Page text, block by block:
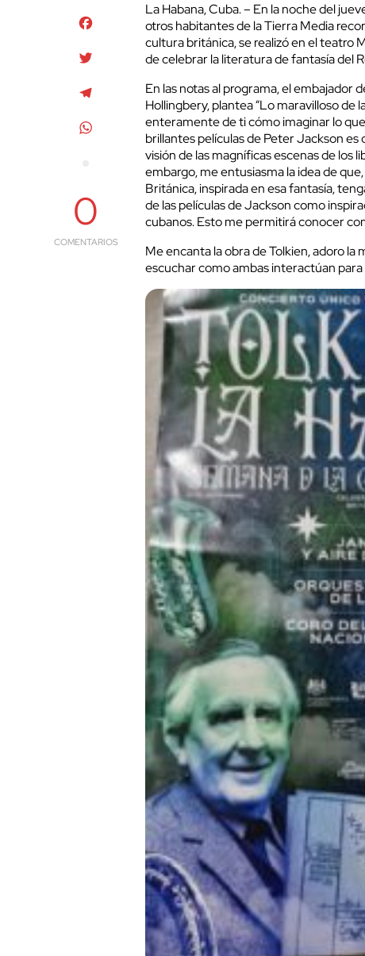
Facebook
Telegram
WhatsApp
0
COMENTARIOS
La Habana, Cuba. – En la noche del
otros habitantes de la Tierra Media
cultura británica, se realizó en el teatro
de celebrar la literatura de fantasía del
En las notas al programa, el embajador
Hollingbery, plantea “Lo maravilloso de
enteramente de ti cómo imaginar lo
brillantes películas de Peter Jackson
visión de las magníficas escenas de los
embargo, me entusiasma la idea de
Británica, inspirada en esa fantasía,
de las películas de Jackson como
cubanos. Esto me permitirá conocer
Me encanta la obra de Tolkien, adoro
escuchar como ambas interactúan para